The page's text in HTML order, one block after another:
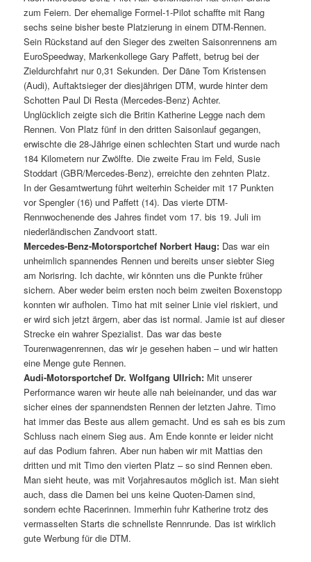
zum Feiern. Der ehemalige Formel-1-Pilot schaffte mit Rang
sechs seine bisher beste Platzierung in einem DTM-Rennen.
Sein Rückstand auf den Sieger des zweiten Saisonrennens am
EuroSpeedway, Markenkollege Gary Paffett, betrug bei der
Zieldurchfahrt nur 0,31 Sekunden. Der Däne Tom Kristensen
(Audi), Auftaktsieger der diesjährigen DTM, wurde hinter dem
Schotten Paul Di Resta (Mercedes-Benz) Achter.
Unglücklich zeigte sich die Britin Katherine Legge nach dem
Rennen. Von Platz fünf in den dritten Saisonlauf gegangen,
erwischte die 28-Jährige einen schlechten Start und wurde nach
184 Kilometern nur Zwölfte. Die zweite Frau im Feld, Susie
Stoddart (GBR/Mercedes-Benz), erreichte den zehnten Platz.
In der Gesamtwertung führt weiterhin Scheider mit 17 Punkten
vor Spengler (16) und Paffett (14). Das vierte DTM-
Rennwochenende des Jahres findet vom 17. bis 19. Juli im
niederländischen Zandvoort statt.
Mercedes-Benz-Motorsportchef Norbert Haug: Das war ein
unheimlich spannendes Rennen und bereits unser siebter Sieg
am Norisring. Ich dachte, wir könnten uns die Punkte früher
sichern. Aber weder beim ersten noch beim zweiten Boxenstopp
konnten wir aufholen. Timo hat mit seiner Linie viel riskiert, und
er wird sich jetzt ärgern, aber das ist normal. Jamie ist auf dieser
Strecke ein wahrer Spezialist. Das war das beste
Tourenwagenrennen, das wir je gesehen haben – und wir hatten
eine Menge gute Rennen.
Audi-Motorsportchef Dr. Wolfgang Ullrich: Mit unserer
Performance waren wir heute alle nah beieinander, und das war
sicher eines der spannendsten Rennen der letzten Jahre. Timo
hat immer das Beste aus allem gemacht. Und es sah es bis zum
Schluss nach einem Sieg aus. Am Ende konnte er leider nicht
auf das Podium fahren. Aber nun haben wir mit Mattias den
dritten und mit Timo den vierten Platz – so sind Rennen eben.
Man sieht heute, was mit Vorjahresautos möglich ist. Man sieht
auch, dass die Damen bei uns keine Quoten-Damen sind,
sondern echte Racerinnen. Immerhin fuhr Katherine trotz des
vermasselten Starts die schnellste Rennrunde. Das ist wirklich
gute Werbung für die DTM.